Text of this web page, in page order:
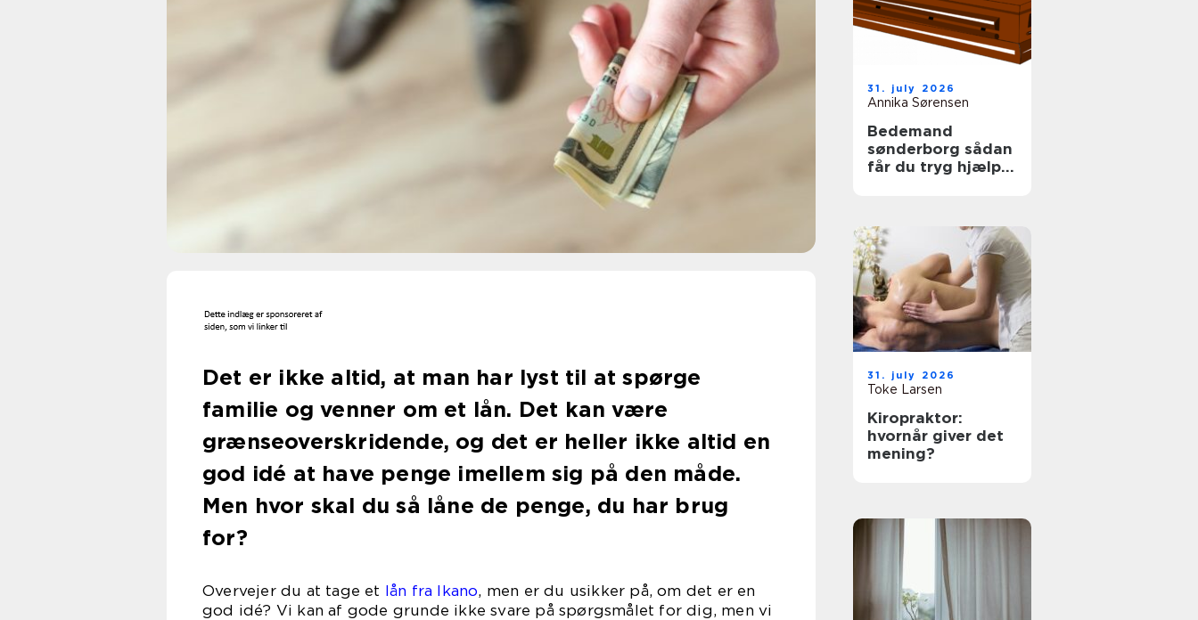
Det er ikke altid, at man har lyst til at spørge
familie og venner om et lån. Det kan være
grænseoverskridende, og det er heller ikke altid en
god idé at have penge imellem sig på den måde.
Men hvor skal du så låne de penge, du har brug
for?
Overvejer du at tage et lån fra Ikano, men er du usikker på, om det er en
god idé? Vi kan af gode grunde ikke svare på spørgsmålet for dig, men vi
31. july 2026
Annika Sørensen
Bedemand
sønderborg sådan
får du tryg hjælp i
31. july 2026
Toke Larsen
Kiropraktor:
hvornår giver det
mening?